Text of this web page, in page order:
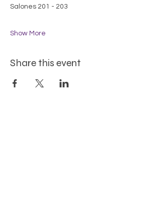
Salones 201 - 203
Show More
Share this event